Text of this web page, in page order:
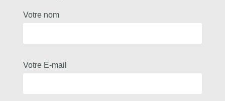
Votre nom
Votre E-mail